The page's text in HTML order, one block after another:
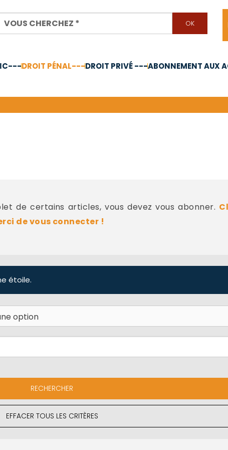
DROIT PÉNAL---DROIT PRIVÉ ---ABONNEMENT AUX
de certains articles, vous devez vous abonner.
de vous connecter !
étoile.
EFFACER TOUS LES CRITÈRES